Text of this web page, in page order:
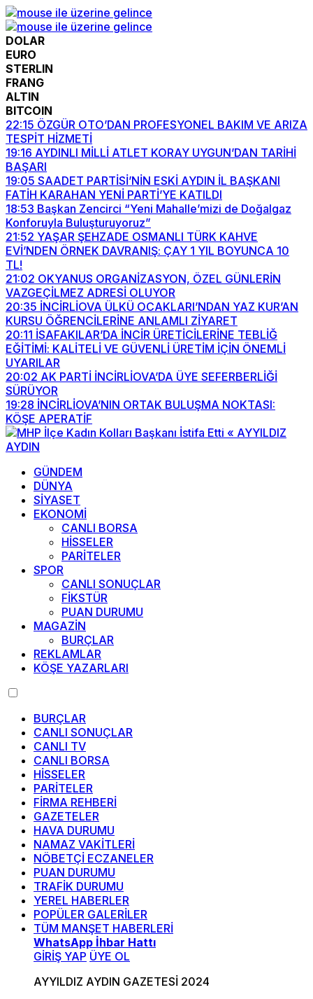
DOLAR
EURO
STERLIN
FRANG
ALTIN
BITCOIN
22:15 ÖZGÜR OTO’DAN PROFESYONEL BAKIM VE ARIZA
TESPİT HİZMETİ
19:16 AYDINLI MİLLİ ATLET KORAY UYGUN’DAN TARİHİ
BAŞARI
19:05 SAADET PARTİSİ’NİN ESKİ AYDIN İL BAŞKANI
FATİH KARAHAN YENİ PARTİ’YE KATILDI
18:53 Başkan Zencirci “Yeni Mahalle’mizi de Doğalgaz
Konforuyla Buluşturuyoruz”
21:52 YAŞAR ŞEHZADE OSMANLI TÜRK KAHVE
EVİ’NDEN ÖRNEK DAVRANIŞ: ÇAY 1 YIL BOYUNCA 10
TL!
21:02 OKYANUS ORGANİZASYON, ÖZEL GÜNLERİN
VAZGEÇİLMEZ ADRESİ OLUYOR
20:35 İNCİRLİOVA ÜLKÜ OCAKLARI’NDAN YAZ KUR’AN
KURSU ÖĞRENCİLERİNE ANLAMLI ZİYARET
20:11 İSAFAKILAR’DA İNCİR ÜRETİCİLERİNE TEBLİĞ
EĞİTİMİ: KALİTELİ VE GÜVENLİ ÜRETİM İÇİN ÖNEMLİ
UYARILAR
20:02 AK PARTİ İNCİRLİOVA’DA ÜYE SEFERBERLİĞİ
SÜRÜYOR
19:28 İNCİRLİOVA’NIN ORTAK BULUŞMA NOKTASI:
KÖŞE APERATİF
GÜNDEM
DÜNYA
SİYASET
EKONOMİ
CANLI BORSA
HİSSELER
PARİTELER
SPOR
CANLI SONUÇLAR
FİKSTÜR
PUAN DURUMU
MAGAZİN
BURÇLAR
REKLAMLAR
KÖŞE YAZARLARI
BURÇLAR
CANLI SONUÇLAR
CANLI TV
CANLI BORSA
HİSSELER
PARİTELER
FİRMA REHBERİ
GAZETELER
HAVA DURUMU
NAMAZ VAKİTLERİ
NÖBETÇİ ECZANELER
PUAN DURUMU
TRAFİK DURUMU
YEREL HABERLER
POPÜLER GALERİLER
TÜM MANŞET HABERLERİ
WhatsApp İhbar Hattı
GİRİŞ YAP ÜYE OL
AYYILDIZ AYDIN GAZETESİ 2024